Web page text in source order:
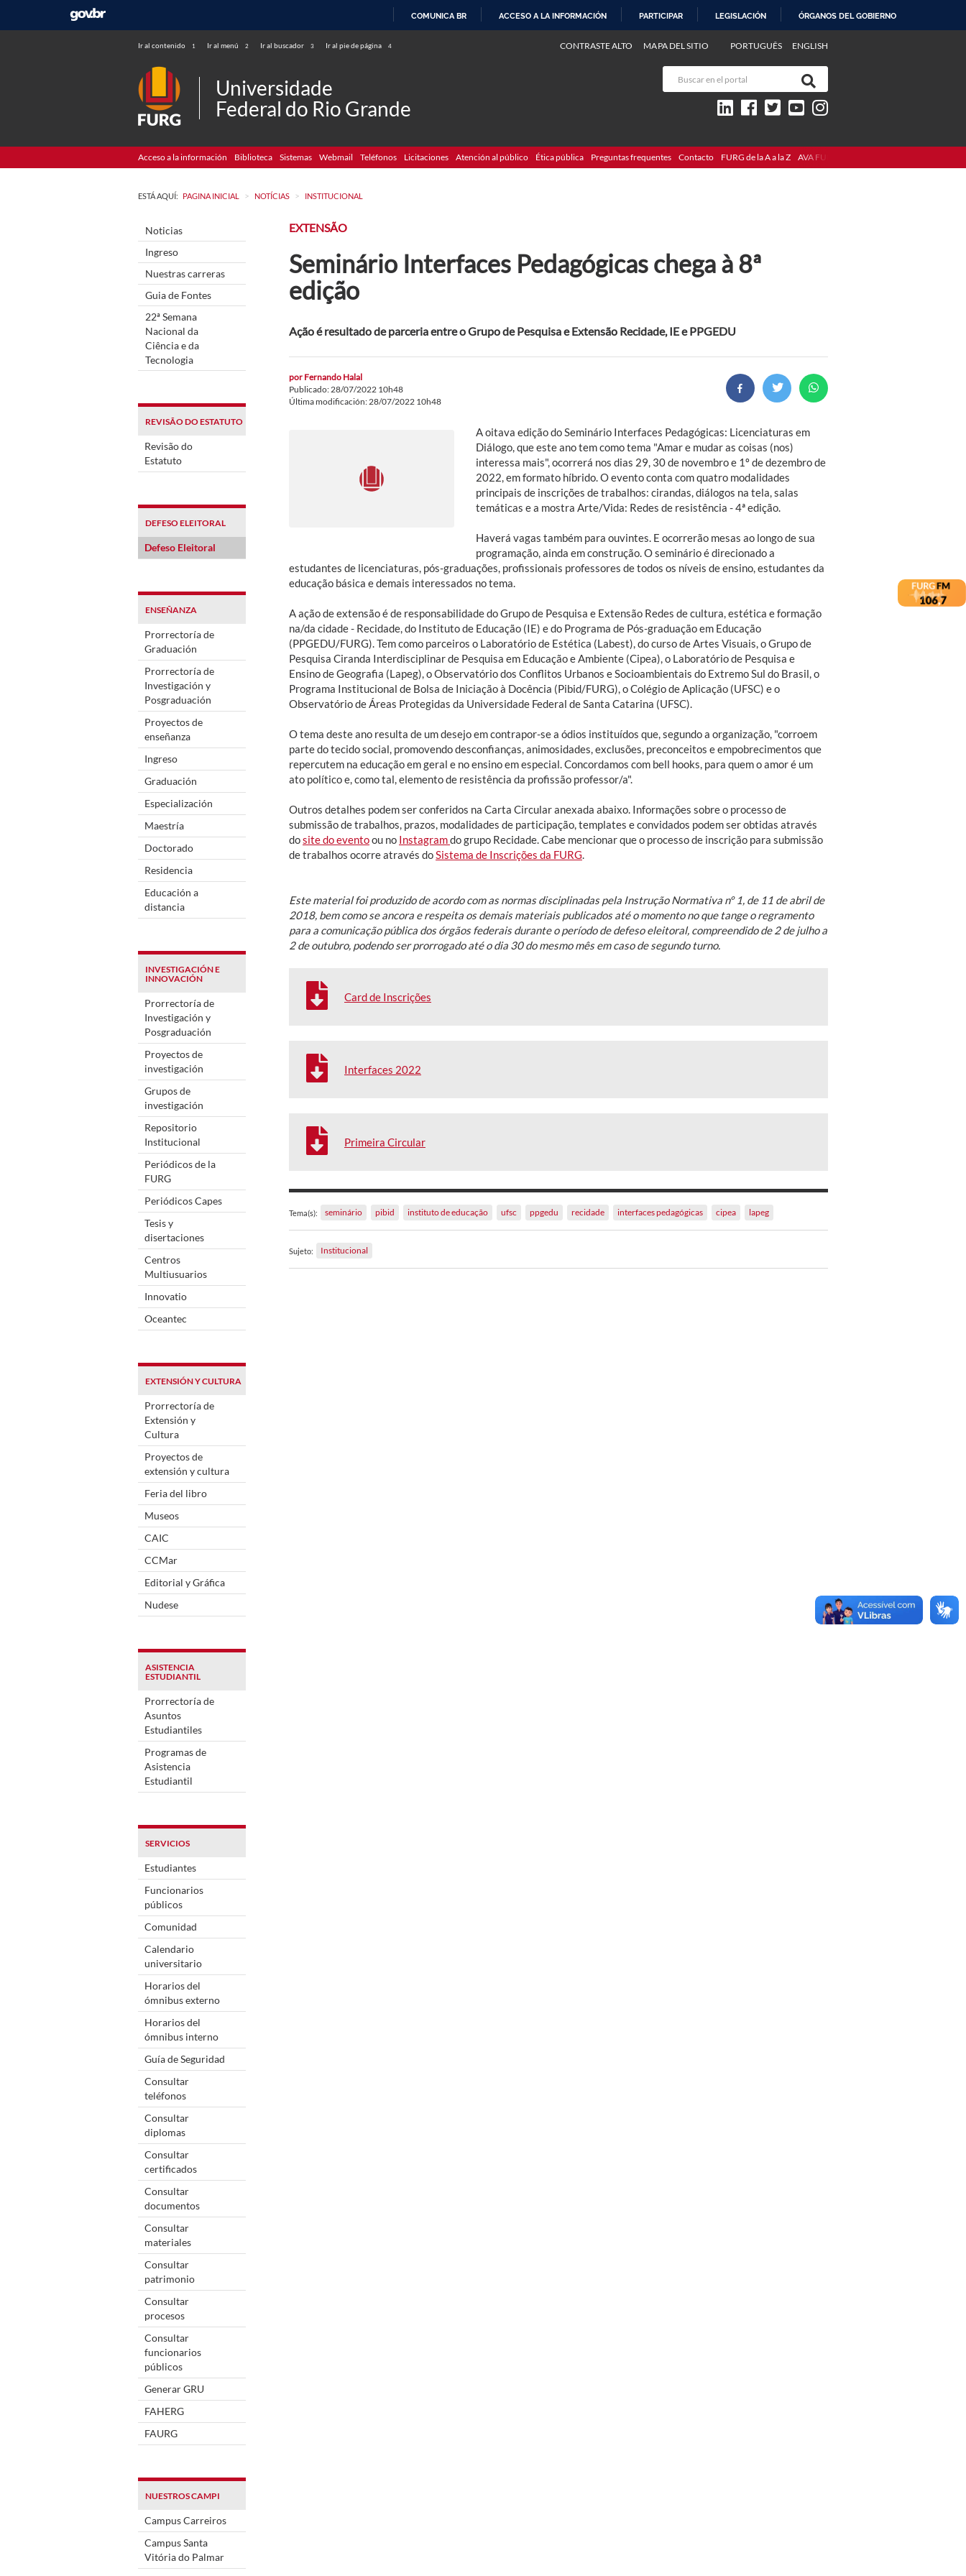
COMUNICA BR ACCESO A LA INFORMACIÓN PARTICIPAR LEGISLACIÓN ÓRGANOS DEL GOBIERNO
Ir al contenido 1 Ir al menú 2 Ir al buscador 3 Ir al pie de página 4 PORTUGUÊS ENGLISH
CONTRASTE ALTO MAPA DEL SITIO
Universidade
Federal do Rio Grande
Acceso a la información Biblioteca Sistemas Webmail Teléfonos Licitaciones Atención al público Ética pública Preguntas frequentes Contacto FURG de la A a la Z AVA FURG
ESTÁ AQUÍ: PAGINA INICIAL > NOTÍCIAS > INSTITUCIONAL
Noticias
Ingreso
Nuestras carreras
Guia de Fontes
22ª Semana
Nacional da
Ciência e da
Tecnologia
REVISÃO DO ESTATUTO
Revisão do
Estatuto
DEFESO ELEITORAL
Defeso Eleitoral
ENSEÑANZA
Prorrectoría de
Graduación
Prorrectoría de
Investigación y
Posgraduación
Proyectos de
enseñanza
Ingreso
Graduación
Especialización
Maestría
Doctorado
Residencia
Educación a
distancia
INVESTIGACIÓN E
INNOVACIÓN
Prorrectoría de
Investigación y
Posgraduación
Proyectos de
investigación
Grupos de
investigación
Repositorio
Institucional
Periódicos de la
FURG
Periódicos Capes
Tesis y
disertaciones
Centros
Multiusuarios
Innovatio
Oceantec
EXTENSIÓN Y CULTURA
Prorrectoría de
Extensión y
Cultura
Proyectos de
extensión y cultura
Feria del libro
Museos
CAIC
CCMar
Editorial y Gráfica
Nudese
ASISTENCIA
ESTUDIANTIL
Prorrectoría de
Asuntos
Estudiantiles
Programas de
Asistencia
Estudiantil
SERVICIOS
Estudiantes
Funcionarios
públicos
Comunidad
Calendario
universitario
Horarios del
ómnibus externo
Horarios del
ómnibus interno
Guía de Seguridad
Consultar
teléfonos
Consultar
diplomas
Consultar
certificados
Consultar
documentos
Consultar
materiales
Consultar
patrimonio
Consultar
procesos
Consultar
funcionarios
públicos
Generar GRU
FAHERG
FAURG
NUESTROS CAMPI
Campus Carreiros
Campus Santa
Vitória do Palmar
EXTENSÃO
Seminário Interfaces Pedagógicas chega à 8ª
edição
Ação é resultado de parceria entre o Grupo de Pesquisa e Extensão Recidade, IE e PPGEDU
por Fernando Halal
Publicado: 28/07/2022 10h48
Última modificación: 28/07/2022 10h48
A oitava edição do Seminário Interfaces Pedagógicas: Licenciaturas em
Diálogo, que este ano tem como tema "Amar e mudar as coisas (nos)
interessa mais", ocorrerá nos dias 29, 30 de novembro e 1º de dezembro de
2022, em formato híbrido. O evento conta com quatro modalidades
principais de inscrições de trabalhos: cirandas, diálogos na tela, salas
temáticas e a mostra Arte/Vida: Redes de resistência - 4ª edição.
Haverá vagas também para ouvintes. E ocorrerão mesas ao longo de sua
programação, ainda em construção. O seminário é direcionado a
estudantes de licenciaturas, pós-graduações, profissionais professores de todos os níveis de ensino, estudantes da
educação básica e demais interessados no tema.
A ação de extensão é de responsabilidade do Grupo de Pesquisa e Extensão Redes de cultura, estética e formação
na/da cidade - Recidade, do Instituto de Educação (IE) e do Programa de Pós-graduação em Educação
(PPGEDU/FURG). Tem como parceiros o Laboratório de Estética (Labest), do curso de Artes Visuais, o Grupo de
Pesquisa Ciranda Interdisciplinar de Pesquisa em Educação e Ambiente (Cipea), o Laboratório de Pesquisa e
Ensino de Geografia (Lapeg), o Observatório dos Conflitos Urbanos e Socioambientais do Extremo Sul do Brasil, o
Programa Institucional de Bolsa de Iniciação à Docência (Pibid/FURG), o Colégio de Aplicação (UFSC) e o
Observatório de Áreas Protegidas da Universidade Federal de Santa Catarina (UFSC).
O tema deste ano resulta de um desejo em contrapor-se a ódios instituídos que, segundo a organização, "corroem
parte do tecido social, promovendo desconfianças, animosidades, exclusões, preconceitos e empobrecimentos que
repercutem na educação em geral e no ensino em especial. Concordamos com bell hooks, para quem o amor é um
ato político e, como tal, elemento de resistência da profissão professor/a".
Outros detalhes podem ser conferidos na Carta Circular anexada abaixo. Informações sobre o processo de
submissão de trabalhos, prazos, modalidades de participação, templates e convidados podem ser obtidas através
dosite do eventoou no Instagramdo grupo Recidade. Cabe mencionar que o processo de inscrição para submissão
de trabalhos ocorre através do Sistema de Inscrições da FURG
Este material foi produzido de acordo com as normas disciplinadas pela Instrução Normativa nº 1, de 11 de abril de
2018, bem como se ancora e respeita os demais materiais publicados até o momento no que tange o regramento
para a comunicação pública dos órgãos federais durante o período de defeso eleitoral, compreendido de 2 de julho a
2 de outubro, podendo ser prorrogado até o dia 30 do mesmo mês em caso de segundo turno.
Card de Inscrições
Interfaces 2022
Primeira Circular
Tema(s): seminário pibid instituto de educação ufsc ppgedu recidade interfaces pedagógicas cipea lapeg
Sujeto: Institucional